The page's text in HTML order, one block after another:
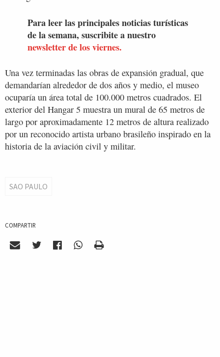
Para leer las principales noticias turísticas
de la semana, suscribite a nuestro
newsletter de los viernes.
Una vez terminadas las obras de expansión gradual, que
demandarían alrededor de dos años y medio, el museo
ocuparía un área total de 100.000 metros cuadrados. El
exterior del Hangar 5 muestra un mural de 65 metros de
largo por aproximadamente 12 metros de altura realizado
por un reconocido artista urbano brasileño inspirado en la
historia de la aviación civil y militar.
SAO PAULO
COMPARTIR